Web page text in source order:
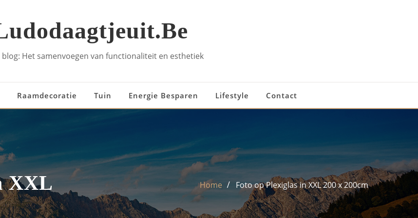
Het samenvoegen van functionaliteit en esthetiek
Raamdecoratie Tuin Energie Besparen Lifestyle Contact
XXL
Home Foto op Plexiglas in XXL 200 x 200cm